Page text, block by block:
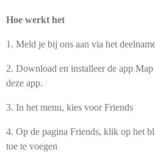
Hoe werkt het
1. Meld je bij ons aan via het
2. Download en installeer de app
deze app.
3. In het menu, kies voor Friends
4. Op de pagina Friends, klik op het
toe te voegen